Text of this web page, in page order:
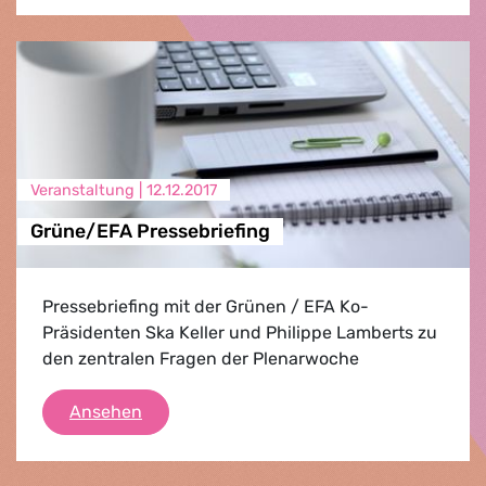
Veranstaltung | 12.12.2017
Grüne/EFA Pressebriefing
Pressebriefing mit der Grünen / EFA Ko-
Präsidenten Ska Keller und Philippe Lamberts zu
den zentralen Fragen der Plenarwoche
Ansehen Grüne/EFA Pressebriefing